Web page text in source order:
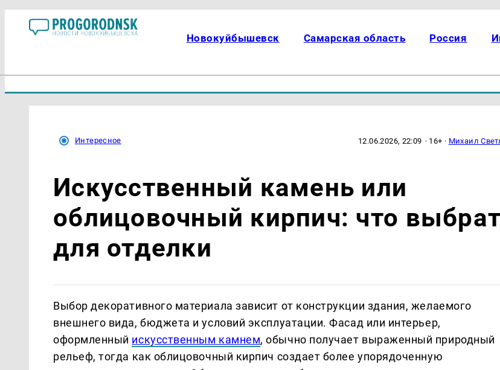
Новокуйбышевск Самарская область Россия
Интересное 12.06.2026, 22:09 · 16+ · Михаил
Искусственный камень или
облицовочный кирпич: что
для отделки
Выбор декоративного материала зависит от конструкции здания, желаемого
внешнего вида, бюджета и условий эксплуатации. Фасад или интерьер,
оформленный искусственным камнем, обычно получает выраженный природный
рельеф, тогда как облицовочный кирпич создает более упорядоченную